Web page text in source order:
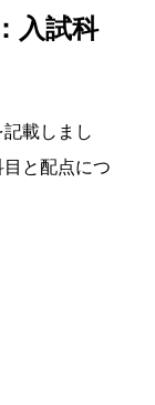
入試科
載しまし
と配点につ